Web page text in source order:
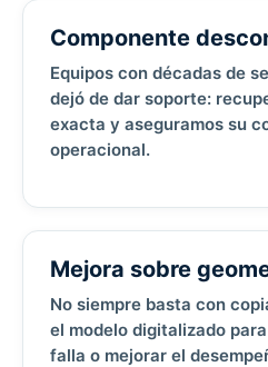
Componente
Equipos con décadas de
dejó de dar soporte:
exacta y aseguramos su
operacional.
Mejora sobre
No siempre basta con
el modelo digitalizado
falla o mejorar el